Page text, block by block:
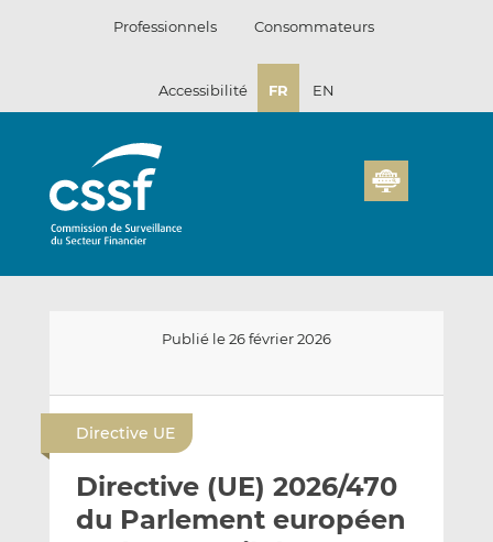
Professionnels Consommateurs
Accessibilité FR EN
Publié le 26 février 2026
y
e
r
a
g
e
a
g
e
Directive UE
Directive (UE) 2026/470
du Parlement européen